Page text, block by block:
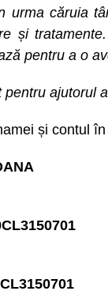
urma căruia
și
pentru a o
ajutorul
și contul